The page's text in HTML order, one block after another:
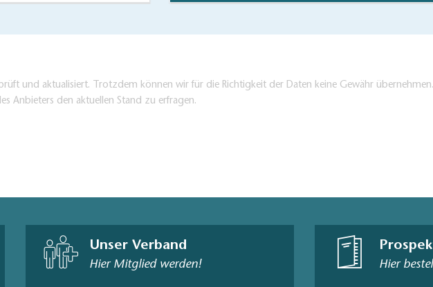
und aktualisiert. Trotzdem können wir für die Richtigkeit der Daten keine Gewähr
Anbieters den aktuellen Stand zu erfragen.
Unser Verband
Hier Mitglied werden! Hier